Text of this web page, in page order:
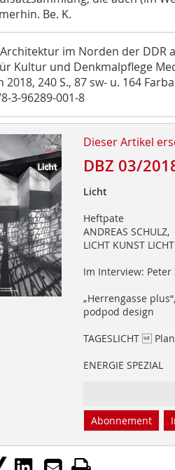
Be. K.
im Norden der DDR
Kultur und Denkmalpflege
2018, 240 S., 87 sw- u. 164
3-96289-001-8
Dieser Artikel
DBZ 03/
Licht
Heftpate
ANDREAS SCHULZ,
LICHT KUNST
Im Interview:
„Herrengasse
podpod design
TAGESLICHT
ENERGIE SPEZIAL
Abonnement